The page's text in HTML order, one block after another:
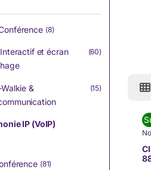
(8)
et écran
(60)
&
(15)
IP (VoIP)
(81)